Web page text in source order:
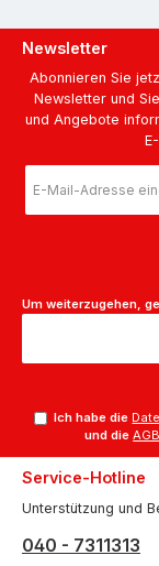
Newsletter
Abonnieren Sie
Newsletter und
und Angebote
Mail-
Adresse
Um weiterzugehen,
Ich habe die
und dieAGB
Service-Hotline
Unterstützung und
040 - 7311313